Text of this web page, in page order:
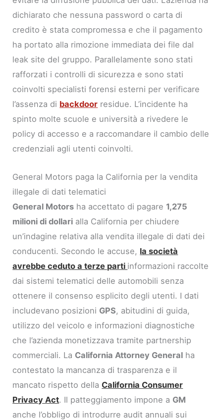
dichiarato che nessuna password o carta di
credito è stata compromessa e che il pagamento
ha portato alla rimozione immediata dei file dal
leak site del gruppo. Parallelamente sono stati
rafforzati i controlli di sicurezza e sono stati
coinvolti specialisti forensi esterni per verificare
l’assenza di backdoor residue. L’incidente ha
spinto molte scuole e università a rivedere le
policy di accesso e a raccomandare il cambio delle
credenziali agli utenti coinvolti.
General Motors paga la California per la vendita
illegale di dati telematici
General Motors ha accettato di pagare 1,275
milioni di dollari alla California per chiudere
un’indagine relativa alla vendita illegale di dati dei
conducenti. Secondo le accuse, la società
avrebbe ceduto a terze parti informazioni raccolte
dai sistemi telematici delle automobili senza
ottenere il consenso esplicito degli utenti. I dati
includevano posizioni GPS, abitudini di guida,
utilizzo del veicolo e informazioni diagnostiche
che l’azienda monetizzava tramite partnership
commerciali. La California Attorney General ha
contestato la mancanza di trasparenza e il
mancato rispetto dellaCalifornia Consumer
Privacy Act. Il patteggiamento impone a GM
anche l’obbligo di introdurre audit annuali sui